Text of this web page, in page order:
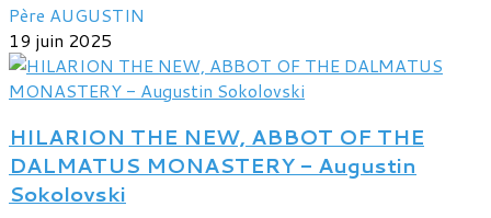
Père AUGUSTIN
19 juin 2025
HILARION THE NEW, ABBOT OF THE
DALMATUS MONASTERY - Augustin
Sokolovski